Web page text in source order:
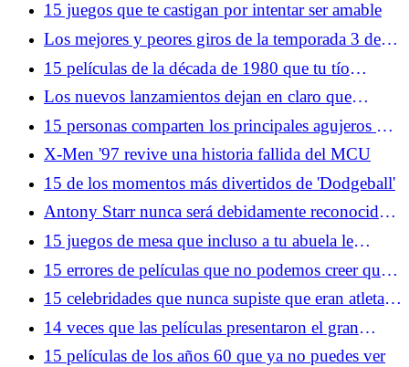
15 juegos que te castigan por intentar ser amable
Los mejores y peores giros de la temporada 3 de
Silo se anulan entre sí
15 películas de la década de 1980 que tu tío
todavía intenta hacerte ver
Los nuevos lanzamientos dejan en claro que
Netflix tiene a YouTube en la mira
15 personas comparten los principales agujeros de
la trama de películas taquilleras
X-Men '97 revive una historia fallida del MCU
15 de los momentos más divertidos de 'Dodgeball'
Antony Starr nunca será debidamente reconocido
por su grandeza como Homelander
15 juegos de mesa que incluso a tu abuela le
encantaría jugar
15 errores de películas que no podemos creer que
hayan llegado hasta el montaje final
15 celebridades que nunca supiste que eran atletas
legítimos
14 veces que las películas presentaron el gran
estado de Florida
15 películas de los años 60 que ya no puedes ver